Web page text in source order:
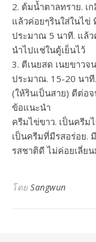
2. ต้มน้ำตาลทราย. เ
แล้วค่อยๆรินใส่ในไข่
ประมาณ 5 นาที. แล้ว
นำไปแช่ในตู้เย็นไว้
3. ตีเนยสด เนยขาว
ประมาณ. 15-20 นาที
(ให้รินเป็นสาย) ตีต่อ
ข้อแนะนำ
ครีมไข่ขาว. เป็นครีม
เป็นครีมที่มีรสอร่อย.
รสชาติดี ไม่ค่อยเลี่ยน
โดย Sangwun